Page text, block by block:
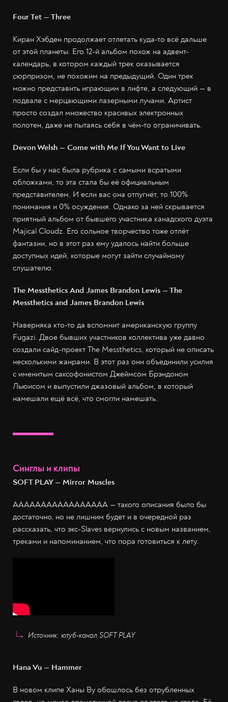
Four Tet — Three
Киран Хэбден продолжает отлетать куда-то всё дальше
от этой планеты. Его 12-й альбом похож на адвент-
календарь, в котором каждый трек оказывается
сюрпризом, не похожим на предыдущий. Один трек
можно представить играющим в лифте, а следующий — в
подвале с мерцающими лазерными лучами. Артист
просто создал множество красивых электронных
полотен, даже не пытаясь себя в чём-то ограничивать.
Devon Welsh — Come with Me If You Want to Live
Если бы у нас была рубрика с самыми всратыми
обложками, то эта стала бы её официальным
представителем. И если вас она отпугнёт, то 100%
понимания и 0% осуждения. Однако за ней скрывается
приятный альбом от бывшего участника канадского дуэта
Majical Cloudz. Его сольное творчество тоже отлёт
фантазии, но в этот раз ему удалось найти больше
доступных идей, которые могут зайти случайному
слушателю.
The Messthetics And James Brandon Lewis — The
Messthetics and James Brandon Lewis
Наверняка кто-то да вспомнит американскую группу
Fugazi. Двое бывших участников коллектива уже давно
создали сайд-проект The Messthetics, который не описать
несколькими жанрами. В этот раз они объединили усилия
с именитым саксофонистом Джеймсом Брэндоном
Льюисом и выпустили джазовый альбом, в который
намешали ещё всё, что смогли намешать.
Синглы и клипы
SOFT PLAY — Mirror Muscles
AAAAAAAAAAAAAAAAA — такого описания было бы
достаточно, но не лишним будет и в очередной раз
рассказать, что экс-Slaves вернулись с новым названием,
треками и напоминанием, что пора готовиться к лету.
Источник: ютуб-канал SOFT PLAY
Hana Vu — Hammer
В новом клипе Ханы Ву обошлось без отрубленных